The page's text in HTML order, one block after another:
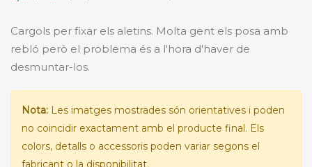
Cargols per fixar els aletins. Molta gent els posa amb
rebló però el problema és a l'hora d'haver de
desmuntar-los.
Nota: Les imatges mostrades són orientatives i poden
no coincidir exactament amb el producte final. Els
colors, detalls o accessoris poden variar segons el
fabricant o la disponibilitat.